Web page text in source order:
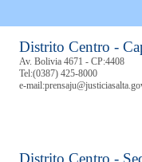
Distrito Centro -
Av. Bolivia 4671 - CP:4408
Tel:(0387) 425-8000
e-
Distrito Centro -